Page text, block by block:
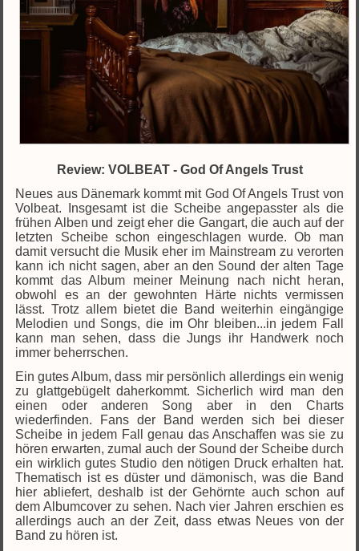
Review: VOLBEAT - God Of Angels Trust
Neues aus Dänemark kommt mit God Of Angels Trust von
Volbeat. Insgesamt ist die Scheibe angepasster als die
frühen Alben und zeigt eher die Gangart, die auch auf der
letzten Scheibe schon eingeschlagen wurde. Ob man
damit versucht die Musik eher im Mainstream zu verorten
kann ich nicht sagen, aber an den Sound der alten Tage
kommt das Album meiner Meinung nach nicht heran,
obwohl es an der gewohnten Härte nichts vermissen
lässt. Trotz allem bietet die Band weiterhin eingängige
Melodien und Songs, die im Ohr bleiben...in jedem Fall
kann man sehen, dass die Jungs ihr Handwerk noch
immer beherrschen.
Ein gutes Album, dass mir persönlich allerdings ein wenig
zu glattgebügelt daherkommt. Sicherlich wird man den
einen oder anderen Song aber in den Charts
wiederfinden. Fans der Band werden sich bei dieser
Scheibe in jedem Fall genau das Anschaffen was sie zu
hören erwarten, zumal auch der Sound der Scheibe durch
ein wirklich gutes Studio den nötigen Druck erhalten hat.
Thematisch ist es düster und dämonisch, was die Band
hier abliefert, deshalb ist der Gehörnte auch schon auf
dem Albumcover zu sehen. Nach vier Jahren erschien es
allerdings auch an der Zeit, dass etwas Neues von der
Band zu hören ist.